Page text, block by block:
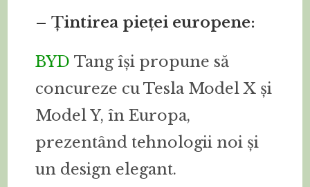
– Țintirea pieței europene:
BYD Tang își propune să
concureze cu Tesla Model X și
Model Y, în Europa,
prezentând tehnologii noi și
un design elegant.